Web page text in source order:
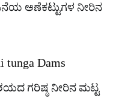
ಅಣೆಕಟ್ಟುಗಳ ನೀರಿನ
tunga Dams
ಗರಿಷ್ಠ ನೀರಿನ ಮಟ್ಟ